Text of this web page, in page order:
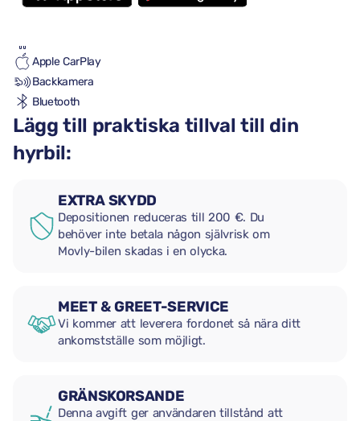
Apple CarPlay
Backkamera
Bluetooth
Lägg till praktiska tillval till din
hyrbil:
EXTRA SKYDD
Depositionen reduceras till 200 €. Du
behöver inte betala någon självrisk om
Movly-bilen skadas i en olycka.
MEET & GREET-SERVICE
Vi kommer att leverera fordonet så nära ditt
ankomstställe som möjligt.
GRÄNSKORSANDE
Denna avgift ger användaren tillstånd att